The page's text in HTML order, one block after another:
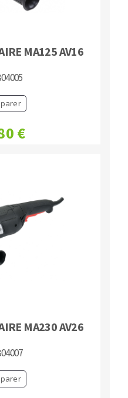
MA125 AV16
€
MA230 AV26